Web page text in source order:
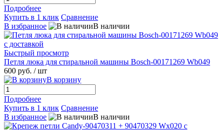
Подробнее
Купить в 1 клик Сравнение
В избранное
В наличии
Быстрый просмотр
Петля люка для стиральной машины Bosch-00171269 Wb049
600 руб. / шт
В корзину
Подробнее
Купить в 1 клик Сравнение
В избранное
В наличии